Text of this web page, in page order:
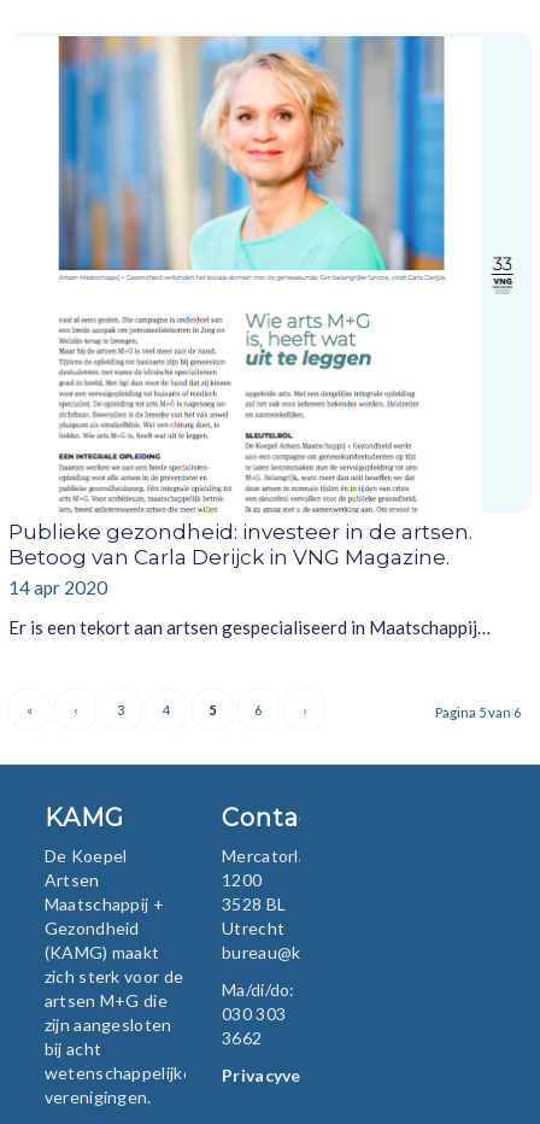
Publieke gezondheid: investeer in de artsen.
Betoog van Carla Derijck in VNG Magazine.
14 apr 2020
Er is een tekort aan artsen gespecialiseerd in Maatschappij…
Pagina 5 van 6
« ‹ 3 4 5 6 ›
KAMG
De Koepel
Artsen
Maatschappij +
Gezondheid
(KAMG) maakt
zich sterk voor de
artsen M+G die
zijn aangesloten
bij acht
wetenschappelijke
verenigingen.
Contact
Mercatorlaan
1200
3528 BL
Utrecht
bureau@kamg.nl
Ma/di/do:
030 303
3662
Privacyverklaring